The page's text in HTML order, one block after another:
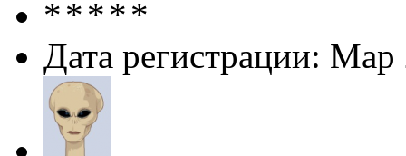
Дата регистрации: Мар